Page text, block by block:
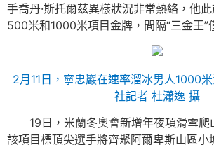
手喬丹·斯托爾茲異樣狀況非常熱絡，他
500米和1000米項目金牌，間隔“三金王”
2月11日，寧忠巖在速率溜冰男人1000
社記者 杜瀟逸 攝
19日，米蘭冬奧會新增年夜項滑雪爬
該項目標頂尖選手將齊聚阿爾卑斯山區小